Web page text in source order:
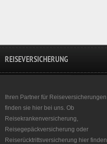
REISEVERSICHERUNG
Ihren Partner für Reiseversicherungen
finden sie hier bei uns. Ob
Reisekrankenversicherung,
Reisegepäckversicherung oder
Reiserücktrittsversicherung hier finden